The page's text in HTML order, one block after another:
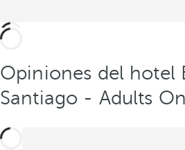
Opiniones del hotel
Santiago - Adults